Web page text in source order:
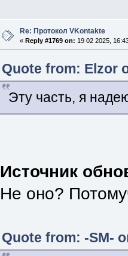
Re: Протокол VKontakte
« Reply #1769 on: 19 02 2025,
Quote from: Elzor
Эту часть, я
Источник
Не оно?
Quote from: -SM-